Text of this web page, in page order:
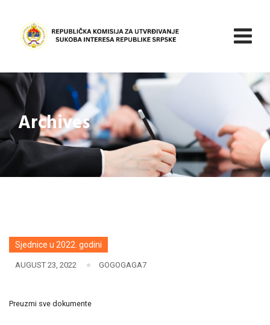
content
Archives
Sjednice u 2022. godini
AUGUST 23, 2022 GOGOGAGA7
Preuzmi sve dokumente